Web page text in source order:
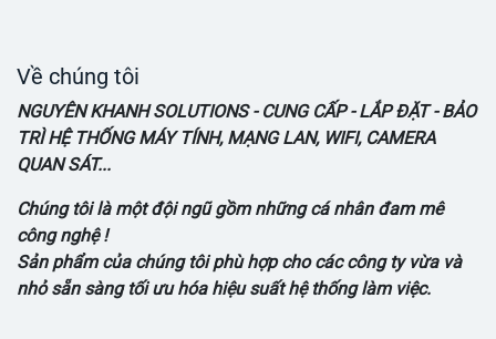
Về chúng tôi
NGUYÊN KHANH SOLUTIONS - CUNG CẤP - LẮP ĐẶT - BẢO
TRÌ HỆ THỐNG MÁY TÍNH, MẠNG LAN, WIFI, CAMERA
QUAN SÁT...
Chúng tôi là một đội ngũ gồm những cá nhân đam mê
công nghệ !
Sản phẩm của chúng tôi phù hợp cho các công ty vừa và
nhỏ sẵn sàng tối ưu hóa hiệu suất hệ thống làm việc.